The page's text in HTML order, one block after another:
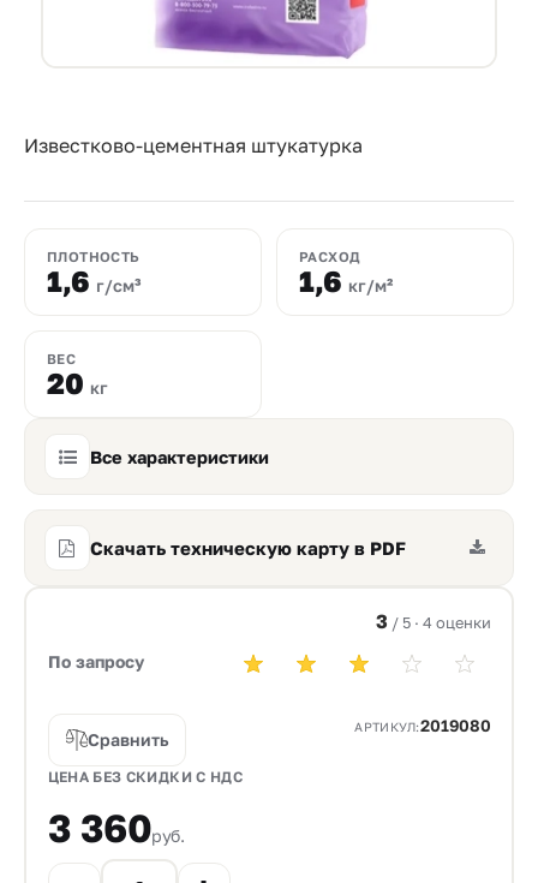
8
550-
50
sales@mpkm.org
Известково-цементная штукатурка
ПЛОТНОСТЬ
1,6 г/см³
РАСХОД
1,6 кг/м²
ВЕС
20 кг
Все характеристики
Скачать техническую карту в PDF
По запросу
3 / 5 · 4 оценки
Сравнить
АРТИКУЛ:2019080
ЦЕНА БЕЗ СКИДКИ С НДС
3 360руб.